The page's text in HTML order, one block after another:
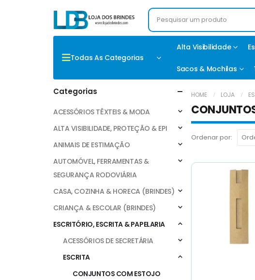
Todas As Categorias
Alta Visibilidade
Sacos & Mochilas
HOME LOJA
Ordenar por:
Categorias
ACESSÓRIOS TÊXTEIS & MODA
ALTA VISIBILIDADE, PROTEÇÃO & EPI
ANIMAIS DE ESTIMAÇÃO
AUTOMÓVEL, FERRAMENTAS &
SEGURANÇA RODOVIÁRIA
CASA, COZINHA & HORECA (BRINDES)
CRIANÇA & ESCOLAR (BRINDES)
ESCRITÓRIO, ESCRITA & PAPELARIA
ACESSÓRIOS DE SECRETÁRIA
ESCRITA
CONJUNTOS COM ESTOJO